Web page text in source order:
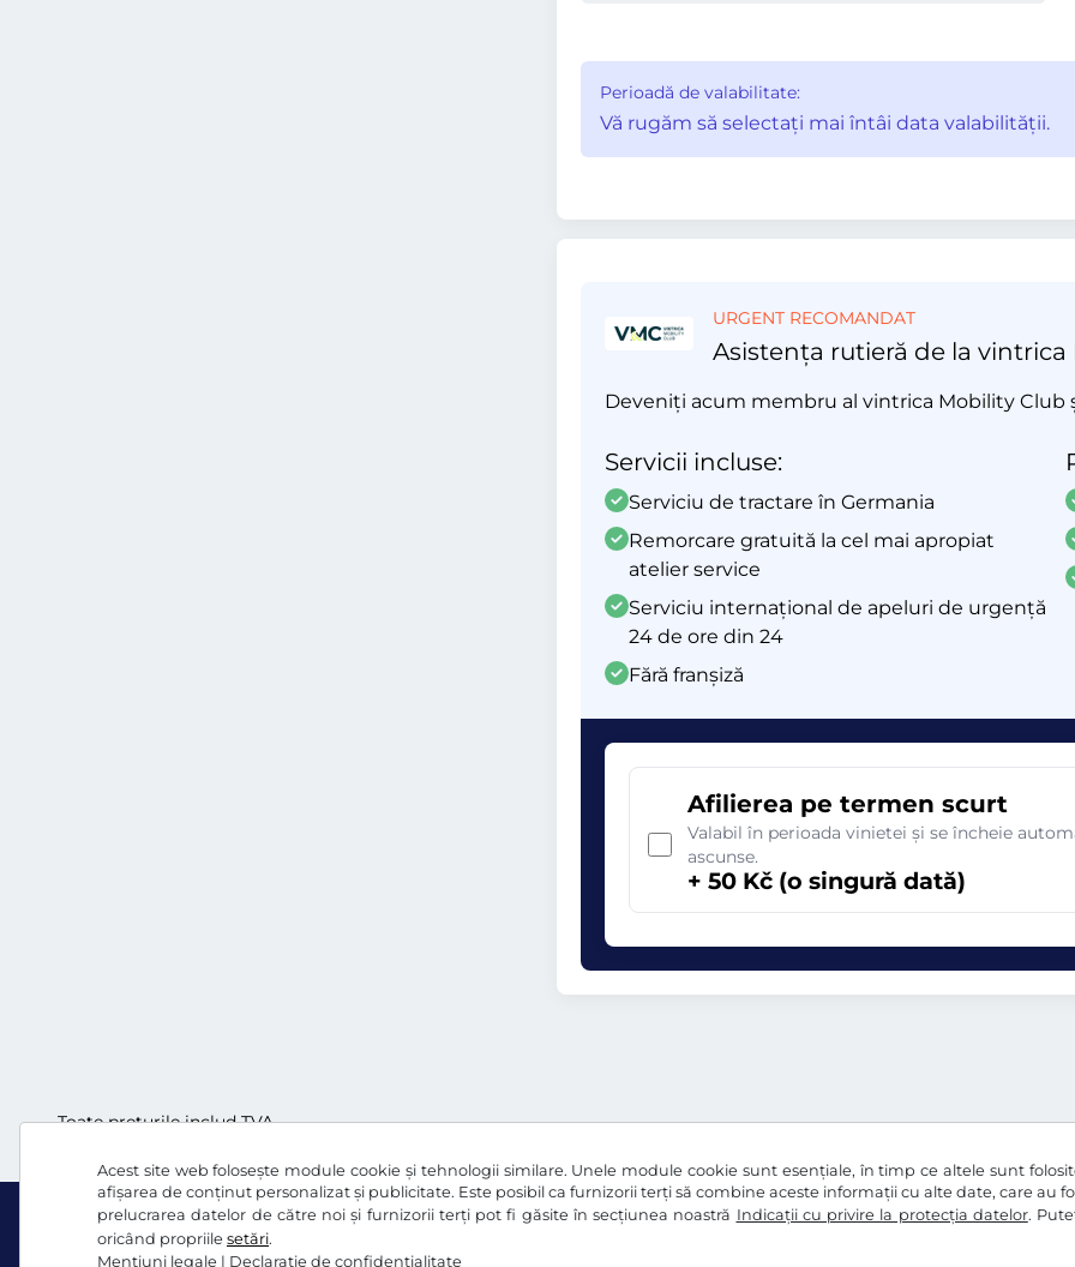
Acest site web folosește module cookie și tehnologii similare. Unele module cookie sunt esențiale, în timp ce altele sunt
afișarea de conținut personalizat și publicitate. Este posibil ca furnizorii terți să combine aceste informații cu alte date, care au
prelucrarea datelor de către noi și furnizorii terți pot fi găsite în secțiunea noastră Indicații cu privire la protecția datelor.
oricând propriile setări.
Mențiuni legale | Declaraţie de confidențialitate
Perioadă de valabilitate:
Vă rugăm să selectaţi mai întâi data valabilităţii.
URGENT RECOMANDAT
Asistența rutieră de la
Deveniți acum membru al vintrica Mobility Club
Servicii incluse:
Serviciu de tractare în Germania
Remorcare gratuită la cel mai apropiat
atelier service
Serviciu internațional de apeluri de urgență
24 de ore din 24
Fără franșiză
Afilierea pe termen scurt
Valabil în perioada vinietei și se încheie
ascunse.
+ 50 Kč (o singură dată)
Toate prețurile includ TVA.